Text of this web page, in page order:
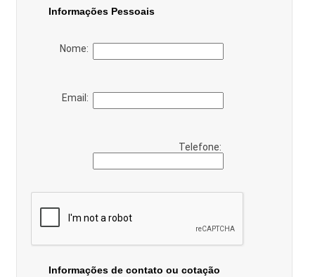
Informações Pessoais
Nome:
Email:
Telefone:
Informações de contato ou cotação